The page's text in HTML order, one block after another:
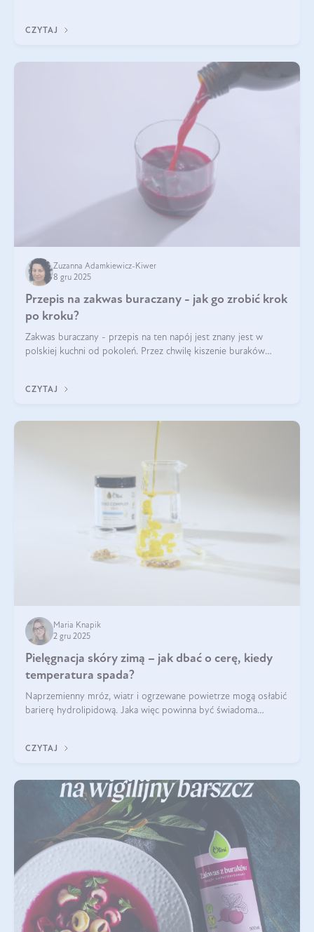
CZYTAJ
Zuzanna Adamkiewicz-Kiwer
8 gru 2025
Przepis na zakwas buraczany - jak go zrobić krok
po kroku?
Zakwas buraczany - przepis na ten napój jest znany jest w
polskiej kuchni od pokoleń. Przez chwilę kiszenie buraków
CZYTAJ
Maria Knapik
2 gru 2025
Pielęgnacja skóry zimą – jak dbać o cerę, kiedy
temperatura spada?
Naprzemienny mróz, wiatr i ogrzewane powietrze mogą osłabić
barierę hydrolipidową. Jaka więc powinna być świadoma
CZYTAJ